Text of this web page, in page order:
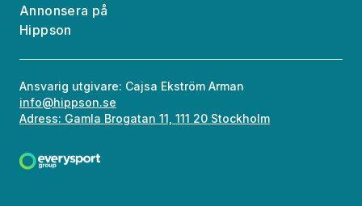
Annonsera på
Hippson
Ansvarig utgivare: Cajsa Ekström Arman
info@hippson.se
Adress: Gamla Brogatan 11, 111 20 Stockholm